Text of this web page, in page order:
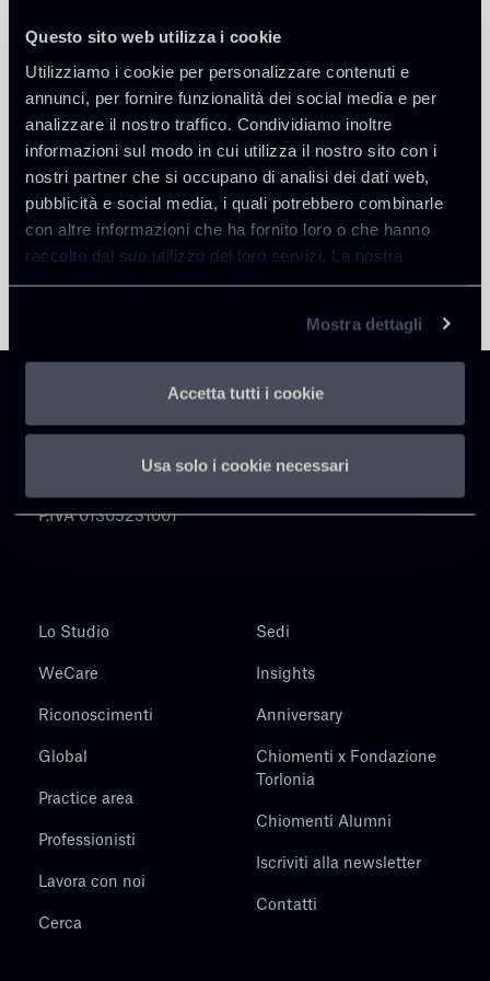
Questo sito web utilizza i cookie
Utilizziamo i cookie per personalizzare contenuti e
annunci, per fornire funzionalità dei social media e per
analizzare il nostro traffico. Condividiamo inoltre
informazioni sul modo in cui utilizza il nostro sito con i
nostri partner che si occupano di analisi dei dati web,
pubblicità e social media, i quali potrebbero combinarle
con altre informazioni che ha fornito loro o che hanno
raccolto dal suo utilizzo dei loro servizi. La nostra
informativa privacy è disponibilequi.
Mostra dettagli
Accetta tutti i cookie
Usa solo i cookie necessari
Scopri il professionista
P.IVA 01305231001
Lo Studio
WeCare
Riconoscimenti
Global
Practice area
Professionisti
Lavora con noi
Cerca
Sedi
Insights
Anniversary
Chiomenti x Fondazione
Torlonia
Chiomenti Alumni
Iscriviti alla newsletter
Contatti